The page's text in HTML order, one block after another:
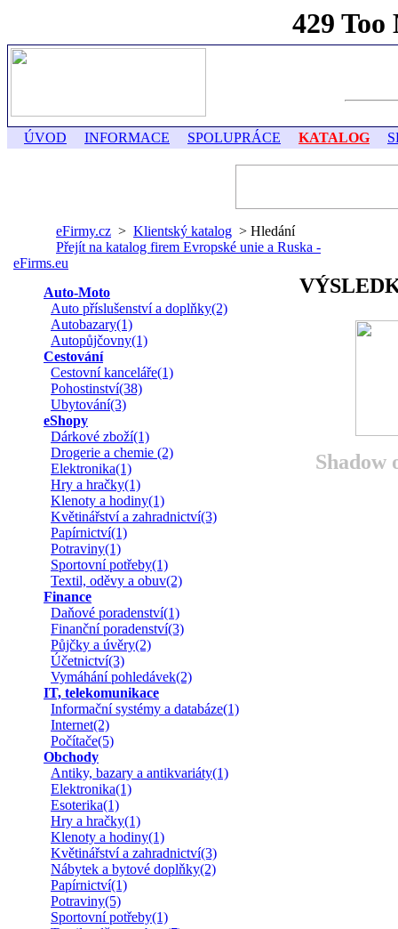
ÚVOD INFORMACE SPOLUPRÁCE KATALOG
eFirmy.cz > Klientský katalog > Hledání
Přejít na katalog firem Evropské unie a Ruska -
eFirms.eu
Auto-Moto
Auto příslušenství a doplňky(2)
Autobazary(1)
Autopůjčovny(1)
Cestování
Cestovní kanceláře(1)
Pohostinství(38)
Ubytování(3)
eShopy
Dárkové zboží(1)
Drogerie a chemie (2)
Elektronika(1)
Hry a hračky(1)
Klenoty a hodiny(1)
Květinářství a zahradnictví(3)
Papírnictví(1)
Potraviny(1)
Sportovní potřeby(1)
Textil, oděvy a obuv(2)
Finance
Daňové poradenství(1)
Finanční poradenství(3)
Půjčky a úvěry(2)
Účetnictví(3)
Vymáhání pohledávek(2)
IT, telekomunikace
Informační systémy a databáze(1)
Internet(2)
Počítače(5)
Obchody
Antiky, bazary a antikvariáty(1)
Elektronika(1)
Esoterika(1)
Hry a hračky(1)
Klenoty a hodiny(1)
Květinářství a zahradnictví(3)
Nábytek a bytové doplňky(2)
Papírnictví(1)
Potraviny(5)
Sportovní potřeby(1)
Shadow